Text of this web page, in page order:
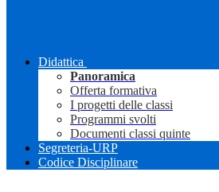
Didattica
Panoramica
Offerta formativa
I progetti delle classi
Programmi svolti
Documenti classi quinte
Segreteria-URP
Codice Disciplinare